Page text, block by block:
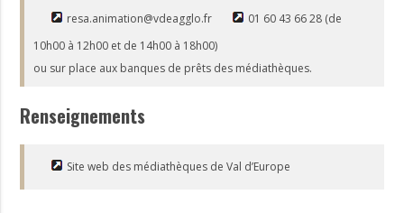
resa.animation@vdeagglo.fr
01 60 43 66 28 (de
10h00 à 12h00 et de 14h00 à 18h00)
ou sur place aux banques de prêts des médiathèques.
Renseignements
Site web des médiathèques de Val d’Europe